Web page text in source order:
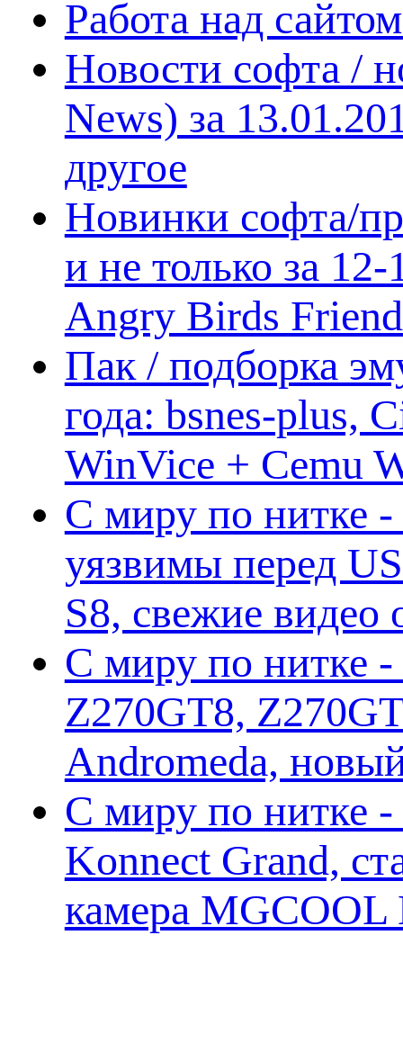
Работа над
Новости софта /
News) за
другое
Новинки софта/
и не только за
Angry Birds
Пак / подборка
года: bsnes-plus,
WinVice + Cemu
С миру по нитке
уязвимы перед
S8, свежие
С миру по нитке -
Z270GT8,
Andromeda,
С миру по нитке -
Konnect Grand,
камера MGCOOL